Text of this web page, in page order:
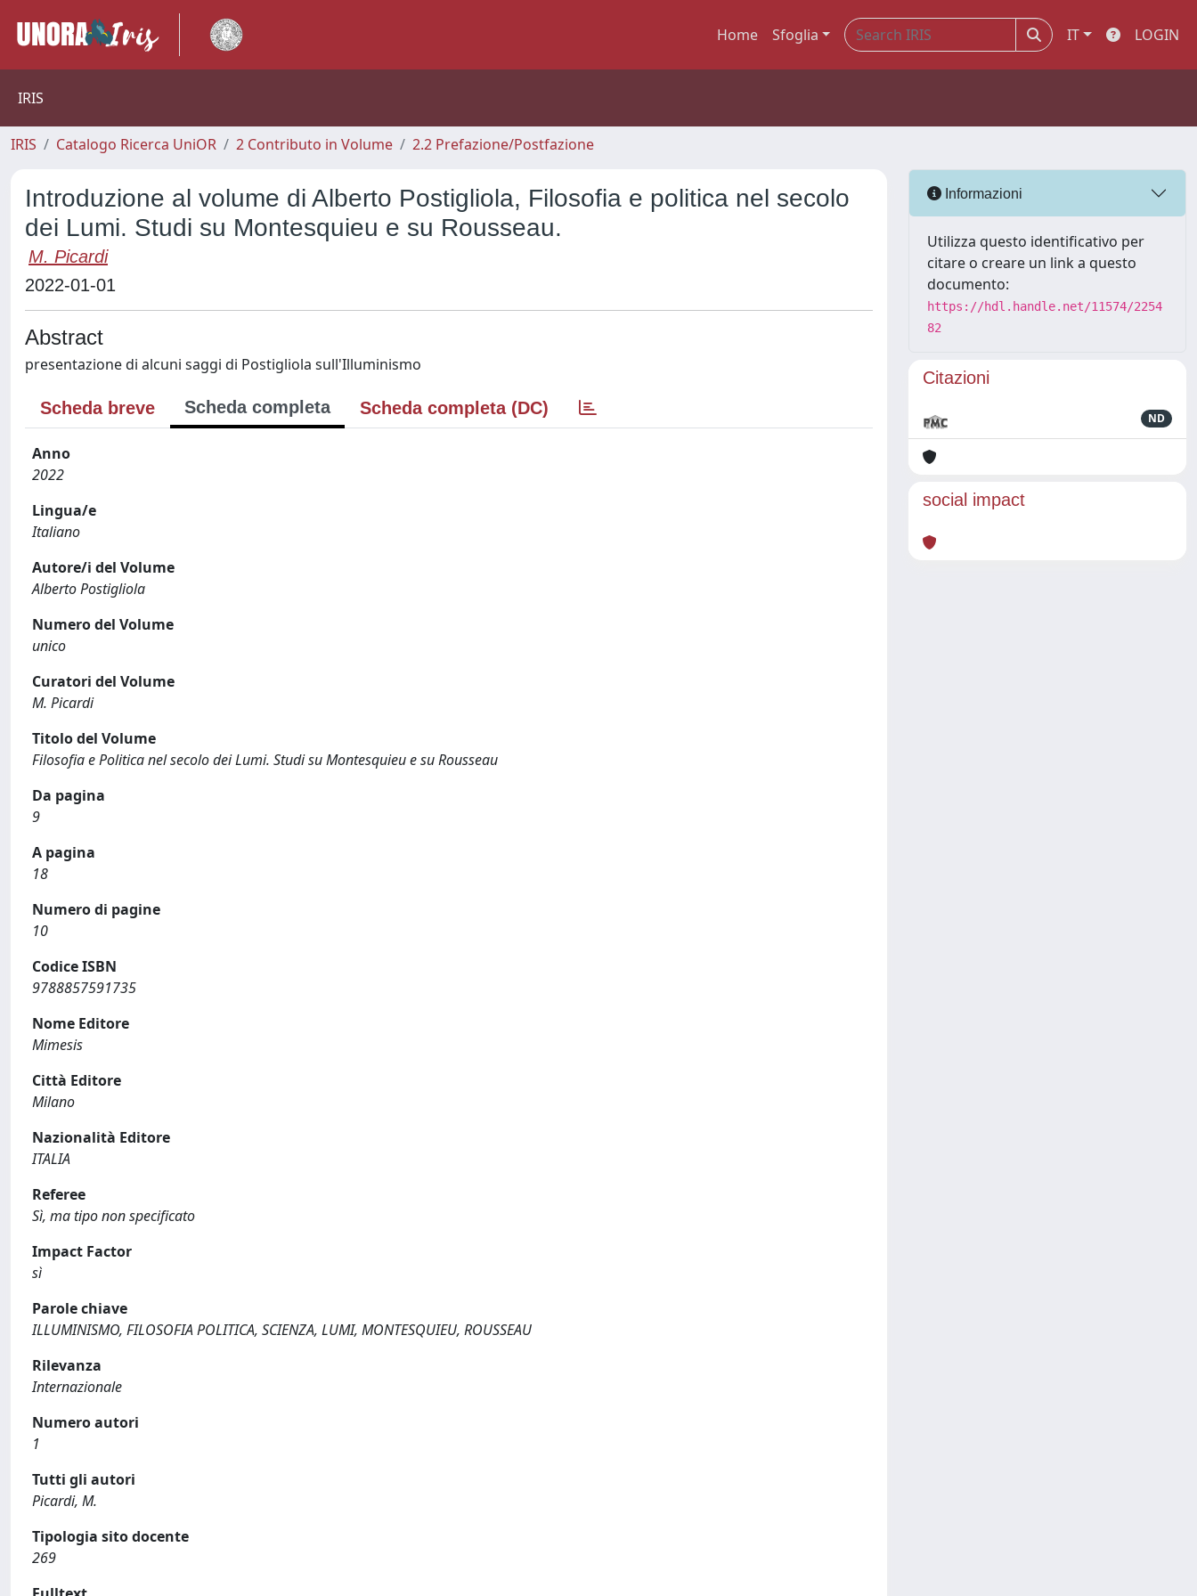
Home Sfoglia IT LOGIN
IRIS
IRIS Catalogo Ricerca UniOR 2 Contributo in Volume 2.2 Prefazione/Postfazione
Introduzione al volume di Alberto Postigliola, Filosofia e politica nel secolo
dei Lumi. Studi su Montesquieu e su Rousseau.
M. Picardi
2022-01-01
Abstract
presentazione di alcuni saggi di Postigliola sull'Illuminismo
Scheda breve Scheda completa Scheda completa (DC)
Anno
2022
Lingua/e
Italiano
Autore/i del Volume
Alberto Postigliola
Numero del Volume
unico
Curatori del Volume
M. Picardi
Titolo del Volume
Filosofia e Politica nel secolo dei Lumi. Studi su Montesquieu e su Rousseau
Da pagina
9
A pagina
18
Numero di pagine
10
Codice ISBN
9788857591735
Nome Editore
Mimesis
Città Editore
Milano
Nazionalità Editore
ITALIA
Referee
Sì, ma tipo non specificato
Impact Factor
sì
Parole chiave
ILLUMINISMO, FILOSOFIA POLITICA, SCIENZA, LUMI, MONTESQUIEU, ROUSSEAU
Rilevanza
Internazionale
Numero autori
1
Tutti gli autori
Picardi, M.
Tipologia sito docente
269
Informazioni
Utilizza questo identificativo per
citare o creare un link a questo
documento:
https://hdl.handle.net/11574/2254
82
Citazioni
ND
social impact